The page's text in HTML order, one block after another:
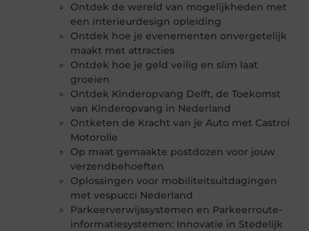
Ontdek de wereld van mogelijkheden met
een interieurdesign opleiding
Ontdek hoe je evenementen onvergetelijk
maakt met attracties
Ontdek hoe je geld veilig en slim laat
groeien
Ontdek Kinderopvang Delft, de Toekomst
van Kinderopvang in Nederland
Ontketen de Kracht van je Auto met Castrol
Motorolie
Op maat gemaakte postdozen voor jouw
verzendbehoeften
Oplossingen voor mobiliteitsuitdagingen
met vespucci Nederland
Parkeerverwijssystemen en Parkeerroute-
informatiesystemen: Innovatie in Stedelijk